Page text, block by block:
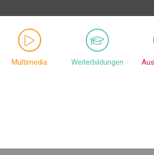
Multimedia Weiterbildungen